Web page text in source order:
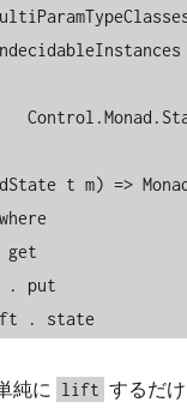
t m) =>
. state
純に lift するだ